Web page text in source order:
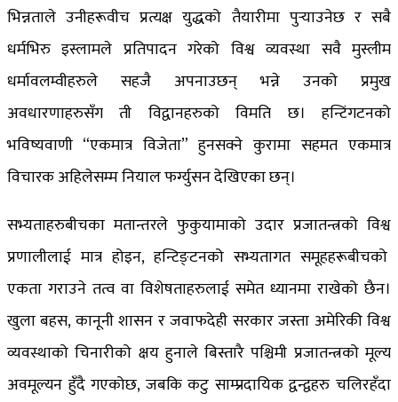
भिन्नताले उनीहरूवीच प्रत्यक्ष युद्धको तैयारीमा पुर्‍याउनेछ र सबै
धर्मभिरु इस्लामले प्रतिपादन गरेको विश्व व्यवस्था सवै मुस्लीम
धर्मावलम्वीहरुले सहजै अपनाउछन् भन्ने उनको प्रमुख
अवधारणाहरुसँग ती विद्वानहरुको विमति छ। हन्टिंगटनको
भविष्यवाणी “एकमात्र विजेता” हुनसक्ने कुरामा सहमत एकमात्र
विचारक अहिलेसम्म नियाल फर्ग्युसन देखिएका छन्।
सभ्यताहरुबीचका मतान्तरले फुकुयामाको उदार प्रजातन्त्रको विश्व
प्रणालीलाई मात्र होइन, हन्टिङ्टनको सभ्यतागत समूहहरूबीचको
एकता गराउने तत्व वा विशेषताहरुलाई समेत ध्यानमा राखेको छैन।
खुला बहस, कानूनी शासन र जवाफदेही सरकार जस्ता अमेरिकी विश्व
व्यवस्थाको चिनारीको क्षय हुनाले बिस्तारै पश्चिमी प्रजातन्त्रको मूल्य
अवमूल्यन हुँदै गएकोछ, जबकि कटु साम्प्रदायिक द्वन्द्वहरु चलिरहँदा